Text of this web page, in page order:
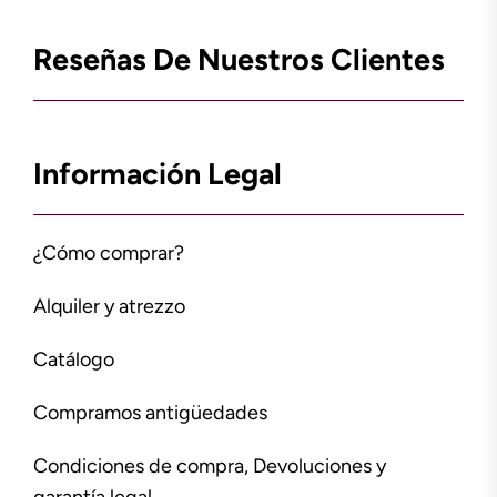
Reseñas De Nuestros Clientes
Información Legal
¿Cómo comprar?
Alquiler y atrezzo
Catálogo
Compramos antigüedades
Condiciones de compra, Devoluciones y